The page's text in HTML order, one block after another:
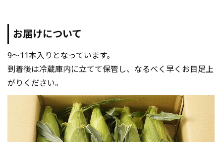
お届けについて
9～11本入りとなっています。
到着後は冷蔵庫内に立てて保管し、なるべく早くお目足上
がりください。